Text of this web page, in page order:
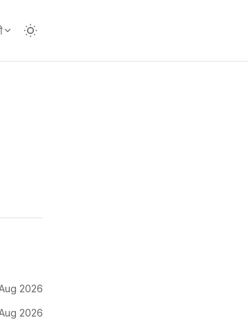
2026
2026